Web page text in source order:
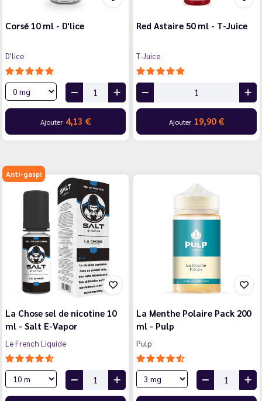
Corsé 10 ml - D'lice
D'lice
Ajouter 4,13 €
Red Astaire 50 ml - T-Juice
T-Juice
Ajouter 19,90 €
Anti-gaspi
La Chose sel de nicotine 10
ml - Salt E-Vapor
Le French Liquide
La Menthe Polaire Pack 200
ml - Pulp
Pulp